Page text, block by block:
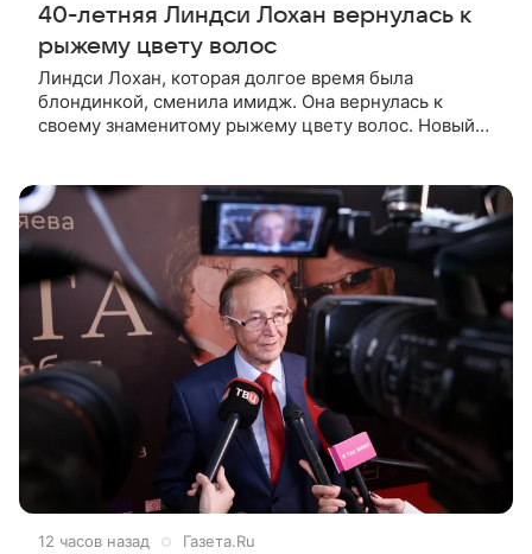
40-летняя Линдси Лохан вернулась к
рыжему цвету волос
Линдси Лохан, которая долгое время была
блондинкой, сменила имидж. Она вернулась к
своему знаменитому рыжему цвету волос. Новый
12 часов назад Газета.Ru